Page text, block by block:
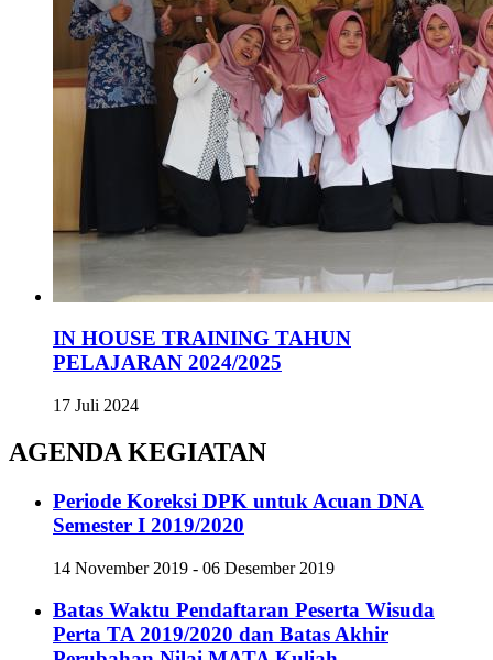
IN HOUSE TRAINING TAHUN
PELAJARAN 2024/2025
17 Juli 2024
AGENDA KEGIATAN
Periode Koreksi DPK untuk Acuan DNA
Semester I 2019/2020
14 November 2019 - 06 Desember 2019
Batas Waktu Pendaftaran Peserta Wisuda
Perta TA 2019/2020 dan Batas Akhir